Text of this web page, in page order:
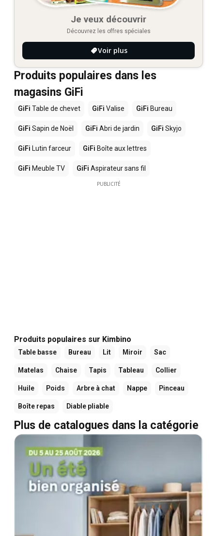
Je veux découvrir
Découvrez les offres spéciales
Voir plus
Produits populaires dans les
magasins GiFi
GiFi Table de chevet GiFi Valise GiFi Bureau
GiFi Sapin de Noël GiFi Abri de jardin GiFi Skyjo
GiFi Lutin farceur GiFi Boîte aux lettres
GiFi Meuble TV GiFi Aspirateur sans fil
PUBLICITÉ
Produits populaires sur Kimbino
Table basse Bureau Lit Miroir Sac
Matelas Chaise Tapis Tableau Collier
Huile Poids Arbre à chat Nappe Pinceau
Boîte repas Diable pliable
Plus de catalogues dans la catégorie